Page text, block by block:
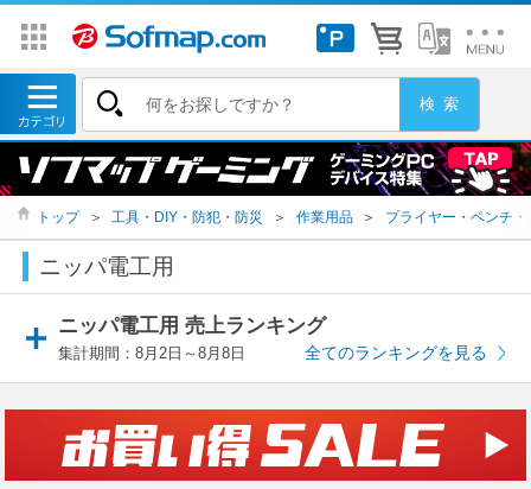
トップ ＞ 工具・DIY・防犯・防災 ＞ 作業用品 ＞ プライヤー・ペンチ・
ニッパ電工用
ニッパ電工用 売上ランキング
集計期間：8月2日～8月8日 全てのランキングを見る